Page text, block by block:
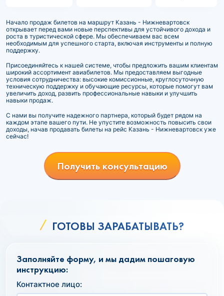
Начало продаж билетов на маршрут Казань - Нижневартовск
открывает перед вами новые перспективы для устойчивого дохода и
роста в туристической сфере. Мы обеспечиваем вас всем
необходимым для успешного старта, включая инструменты и полную
поддержку.
Присоединяйтесь к нашей системе, чтобы предложить вашим клиентам
широкий ассортимент авиабилетов. Мы предоставляем выгодные
условия сотрудничества: высокие комиссионные, круглосуточную
техническую поддержку и обучающие ресурсы, которые помогут вам
увеличить доход, развить профессиональные навыки и улучшить
навыки продаж.
С нами вы получите надежного партнера, который будет рядом на
каждом этапе вашего пути. Не упустите возможность повысить свои
доходы, начав продавать билеты на рейс Казань - Нижневартовск уже
сейчас!
Получить консультацию
ГОТОВЫ ЗАРАБАТЫВАТЬ?
Заполняйте форму, и мы дадим пошаговую
инструкцию:
Контактное лицо: